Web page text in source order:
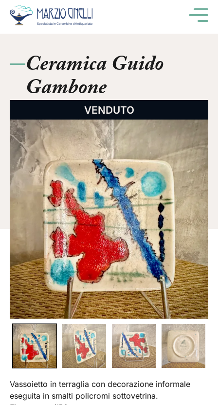
Ceramica Guido
Gambone
VENDUTO
Vassoietto in terraglia con decorazione informale
eseguita in smalti policromi sottovetrina.